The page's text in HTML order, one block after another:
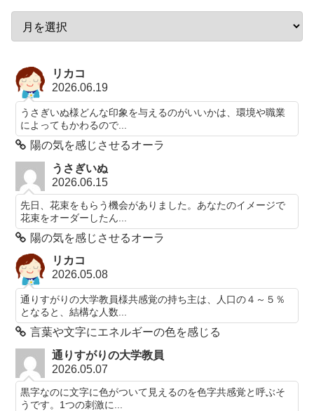
リカコ
2026.06.19
うさぎいぬ様どんな印象を与えるのがいいかは、環境や職業
によってもかわるので...
陽の気を感じさせるオーラ
うさぎいぬ
2026.06.15
先日、花束をもらう機会がありました。あなたのイメージで
花束をオーダーしたん...
陽の気を感じさせるオーラ
リカコ
2026.05.08
通りすがりの大学教員様共感覚の持ち主は、人口の４～５％
となると、結構な人数...
言葉や文字にエネルギーの色を感じる
通りすがりの大学教員
2026.05.07
黒字なのに文字に色がついて見えるのを色字共感覚と呼ぶそ
うです。1つの刺激に...